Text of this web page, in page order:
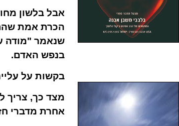
אבל בלשון
הכרת אמת
שנאמר "מודה
בנפש האדם.
בקשות על
מצד כך, צריך
אחרת מדברי